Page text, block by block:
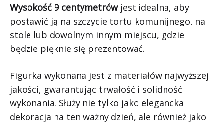
Wysokość 9 centymetrówjest idealna, aby
postawić ją na szczycie tortu komunijnego, na
stole lub dowolnym innym miejscu, gdzie
będzie pięknie się prezentować.
Figurka wykonana jest z materiałów najwyższej
jakości, gwarantując trwałość i solidność
wykonania. Służy nie tylko jako elegancka
dekoracja na ten ważny dzień, ale również jako